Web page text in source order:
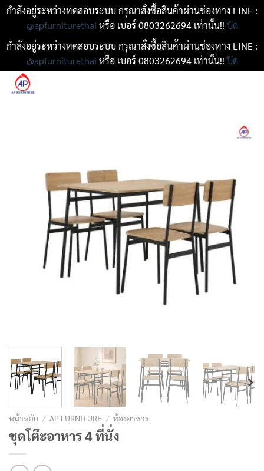
กำลังอยู่ระหว่างทดสอบระบบ กรุณาสั่งซื้อสินค้าผ่านช่องทาง LINE :
@apfurniturethai หรือ เบอร์ 0803262694 เท่านั้น!!ปิด
กำลังอยู่ระหว่างทดสอบระบบ กรุณาสั่งซื้อสินค้าผ่านช่องทาง LINE :
@apfurniturethai หรือ เบอร์ 0803262694 เท่านั้น!!ปิด
ข้าม
หน้าหลัก / AP FURNITURE / ห้องอาหาร
ชุดโต๊ะอาหาร 4 ที่นั่ง